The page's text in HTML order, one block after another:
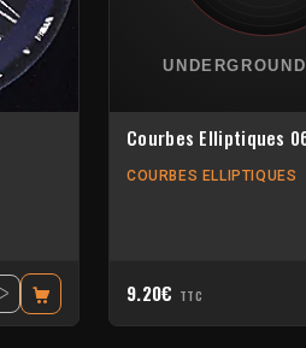
Courbes Elliptiques
COURBES ELLIPTIQUES
9.20€ TTC